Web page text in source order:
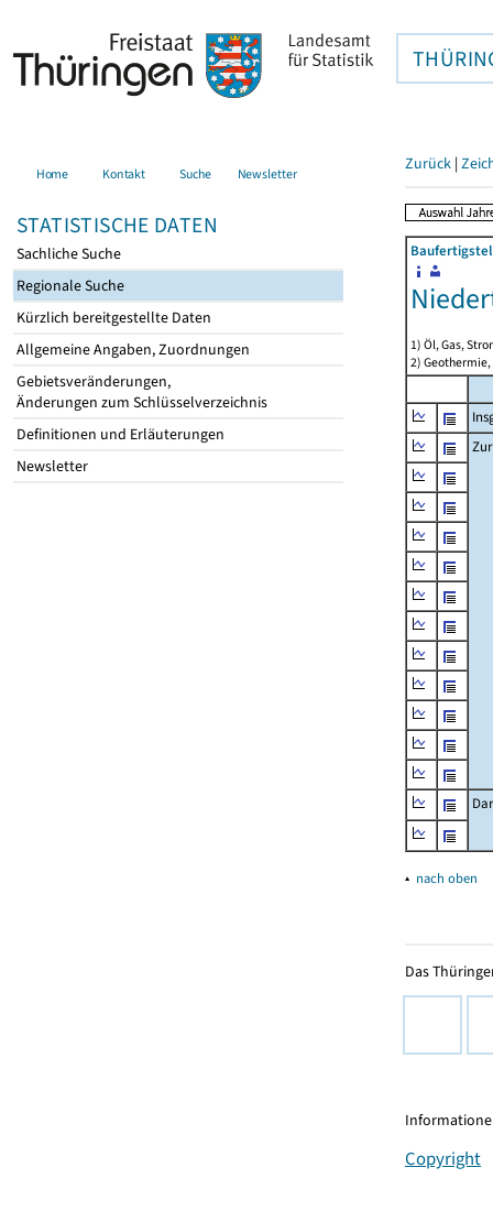
Home Kontakt Suche Newsletter
STATISTISCHE DATEN
Sachliche Suche
Regionale Suche
Kürzlich bereitgestellte Daten
Allgemeine Angaben, Zuordnungen
Gebietsveränderungen,
Änderungen zum Schlüsselverzeichnis
Definitionen und Erläuterungen
Newsletter
Zurück |
1) Öl, Gas,
2)
▴ nach oben
Das
Copyright